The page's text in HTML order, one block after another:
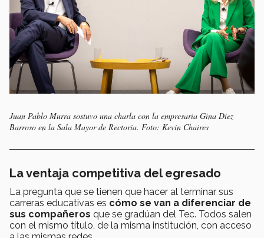
Juan Pablo Murra sostuvo una charla con la empresaria Gina Diez
Barroso en la Sala Mayor de Rectoría. Foto: Kevin Chaires
La ventaja competitiva del egresado
La pregunta que se tienen que hacer al terminar sus
carreras educativas es cómo se van a diferenciar de
sus compañeros que se gradúan del Tec. Todos salen
con el mismo título, de la misma institución, con acceso